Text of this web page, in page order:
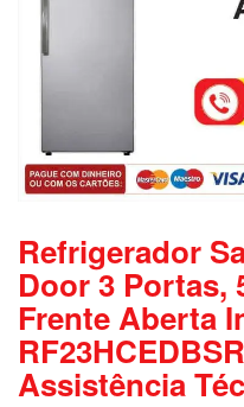
Refrigerador
Door 3 Portas,
Frente Aberta
Assistência